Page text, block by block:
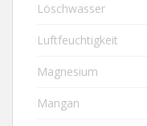
Löschwasser
Luftfeuchtigkeit
Magnesium
Mangan